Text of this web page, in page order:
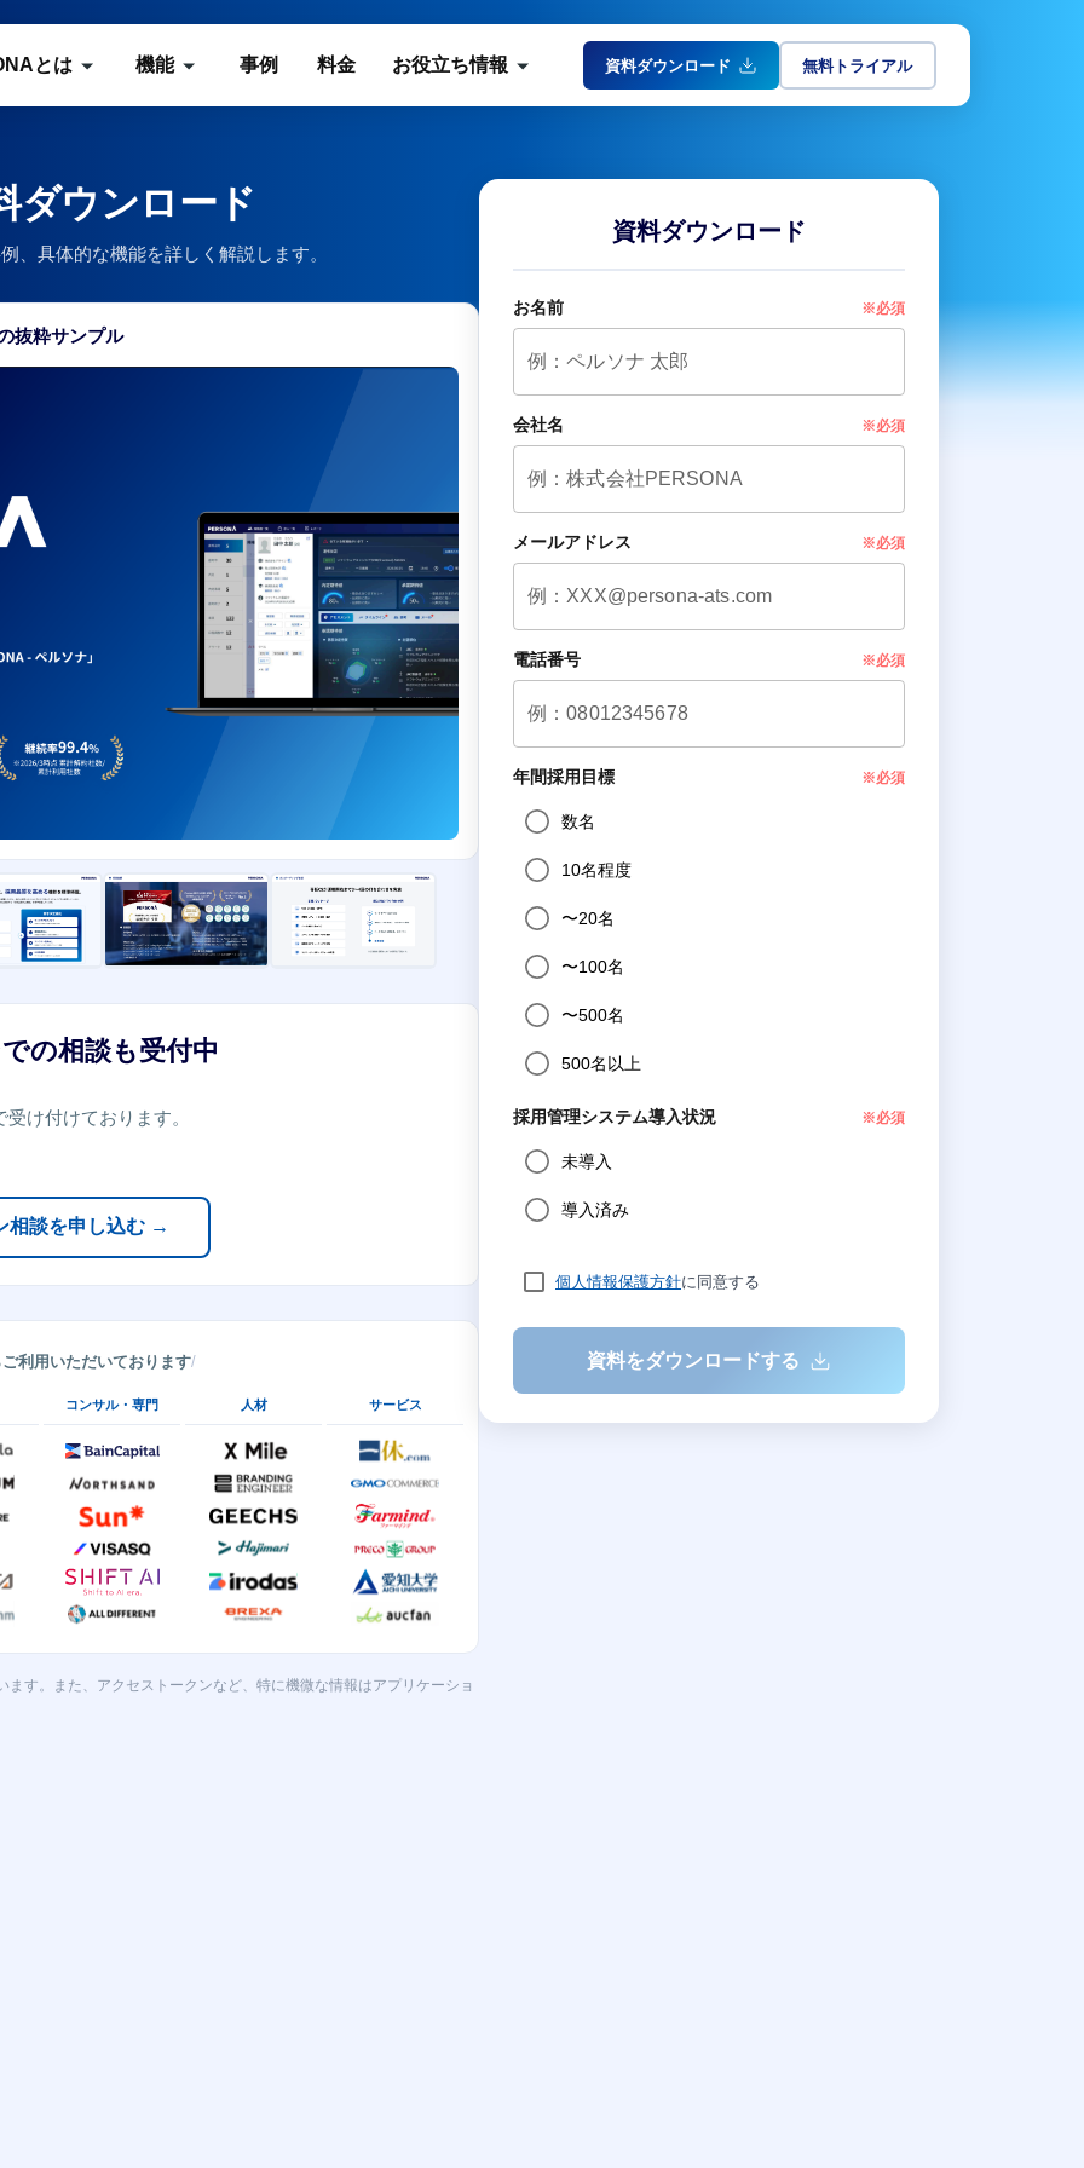
とは 機能 事例 料金 お役立ち情報 資料ダウンロード 無料トライアル
ダウンロード
、具体的な機能を詳しく解説します。
抜粋サンプル
の相談も受付中
け付けております。
相談を申し込む →
利用いただいております
コンサル・専門 人材 サービス
す。また、アクセストークンなど、特に機微な情報はアプリケーショ
資料ダウンロード
お名前 ※必須
会社名 ※必須
メールアドレス ※必須
電話番号 ※必須
年間採用目標 ※必須
数名
10名程度
〜20名
〜100名
〜500名
500名以上
採用管理システム導入状況 ※必須
未導入
導入済み
個人情報保護方針に同意する
資料をダウンロードする